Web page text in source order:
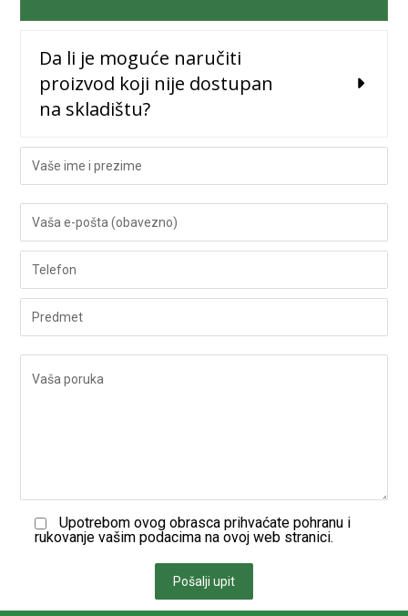
Da li je moguće naručiti
proizvod koji nije dostupan
na skladištu?
Upotrebom ovog obrasca prihvaćate pohranu i
rukovanje vašim podacima na ovoj web stranici.
Pošalji upit